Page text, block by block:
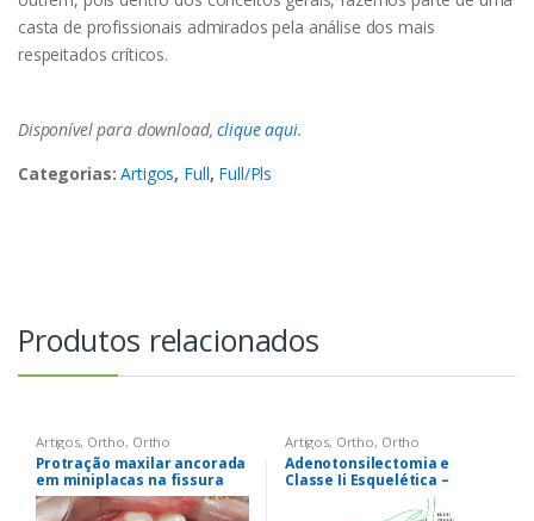
casta de profissionais admirados pela análise dos mais
respeitados críticos.
Disponível para download,clique aqui.
Categorias:Artigos, Full, Full/Pls
Produtos relacionados
Artigos, Ortho, Ortho
Protração maxilar ancorada
em miniplacas na fissura
labiopalatina – do
diagnóstico à maturidade
Artigos, Ortho, Ortho
Adenotonsilectomia e
Classe Ii Esquelética –
Estudo de Casocontrole